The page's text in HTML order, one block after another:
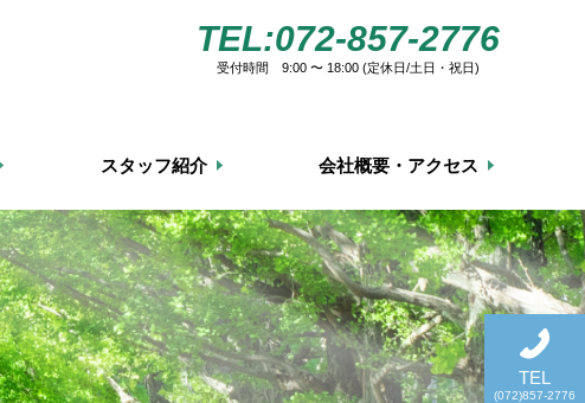
TEL:072-857-2776
受付時間 9:00 〜 18:00 (定休日/土日・祝日)
スタッフ紹介 会社概要・アクセス
TEL
(072)857-2776